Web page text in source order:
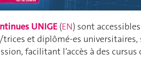
UNIGE (EN) sont
et diplômé-es universitaires,
facilitant l’accès à des